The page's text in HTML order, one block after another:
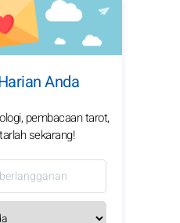
Anda
pembacaan tarot,
sekarang!